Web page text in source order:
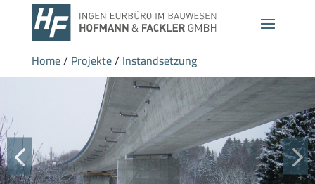
Home/ Projekte/ Instandsetzung